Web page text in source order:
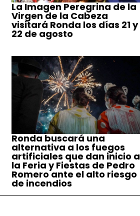
La Imagen Peregrina de la
Virgen de la Cabeza
visitará Ronda los días 21 y
22 de agosto
Ronda buscará una
alternativa a los fuegos
artificiales que dan inicio a
la Feria y Fiestas de Pedro
Romero ante el alto riesgo
de incendios